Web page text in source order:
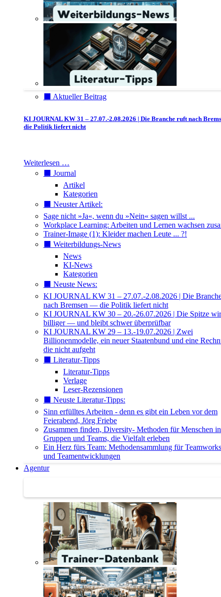
⬛️ Aktueller Beitrag
KI JOURNAL KW 31 – 27.07.-2.08.2026 | Die Branche ruft nach
die Politik liefert nicht
Weiterlesen …
⬛️ Journal
Artikel
Kategorien
⬛️ Neuster Artikel:
Sage nicht »Ja«, wenn du »Nein« sagen willst ...
Workplace Learning: Arbeiten und Lernen wachsen
Trainer-Image (1): Kleider machen Leute ... ?!
⬛️ Weiterbildungs-News
News
KI-News
Kategorien
⬛️ Neuste News:
KI JOURNAL KW 31 – 27.07.-2.08.2026 | Die
nach Bremsen — die Politik liefert nicht
KI JOURNAL KW 30 – 20.-26.07.2026 | Die Spitze
billiger — und bleibt schwer überprüfbar
KI JOURNAL KW 29 – 13.-19.07.2026 | Zwei
Billionenmodelle, ein neuer Staatenbund und eine
die nicht aufgeht
⬛️ Literatur-Tipps
Literatur-Tipps
Verlage
Leser-Rezensionen
⬛️ Neuste Literatur-Tipps:
Sinn erfülltes Arbeiten - denn es gibt ein Leben vor dem
Feierabend, Jörg Friebe
Zusammen finden, Diversity- Methoden für Menschen in
Gruppen und Teams, die Vielfalt erleben
Ein Herz fürs Team: Methodensammlung für
und Teamentwicklungen
Agentur